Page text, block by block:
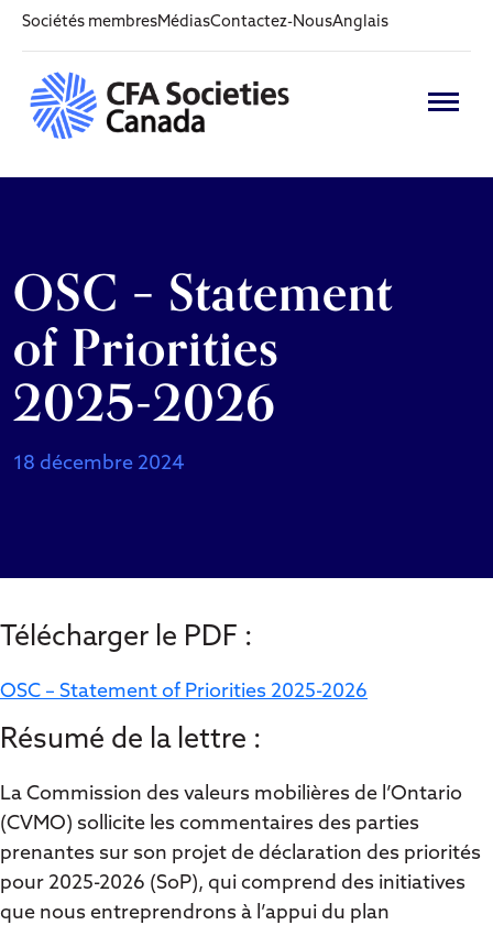
Sociétés membresMédiasContactez-NousAnglais
OSC – Statement
of Priorities
2025-2026
18 décembre 2024
Télécharger le PDF :
OSC – Statement of Priorities 2025-2026
Résumé de la lettre :
La Commission des valeurs mobilières de l’Ontario
(CVMO) sollicite les commentaires des parties
prenantes sur son projet de déclaration des priorités
pour 2025-2026 (SoP), qui comprend des initiatives
que nous entreprendrons à l’appui du plan